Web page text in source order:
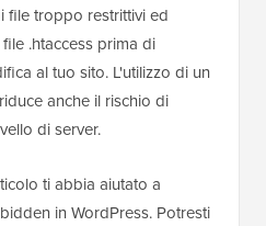
file troppo restrittivi ed
.htaccess prima di
al tuo sito. L'utilizzo di un
anche il rischio di
di server.
ti abbia aiutato a
in WordPress. Potresti